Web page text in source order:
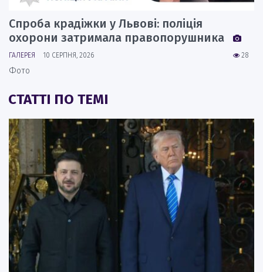
Спроба крадіжки у Львові: поліція
охорони затримала правопорушника
28
ГАЛЕРЕЯ 10 СЕРПНЯ, 2026
Фото
СТАТТІ ПО ТЕМІ